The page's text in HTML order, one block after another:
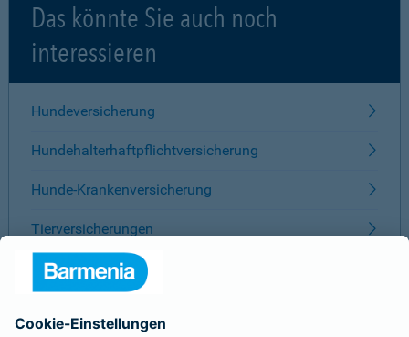
Das könnte Sie auch noch
interessieren
Hundeversicherung
Hundehalterhaftpflichtversicherung
Hunde-Krankenversicherung
Tierversicherungen